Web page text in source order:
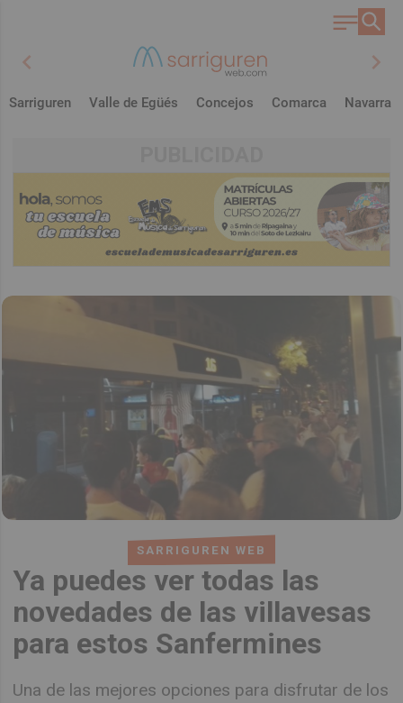
chevron_left chevron_right
Sarriguren Valle de Egüés Concejos Comarca Navarra
SARRIGUREN WEB
Ya puedes ver todas las
novedades de las villavesas
para estos Sanfermines
Una de las mejores opciones para disfrutar de los